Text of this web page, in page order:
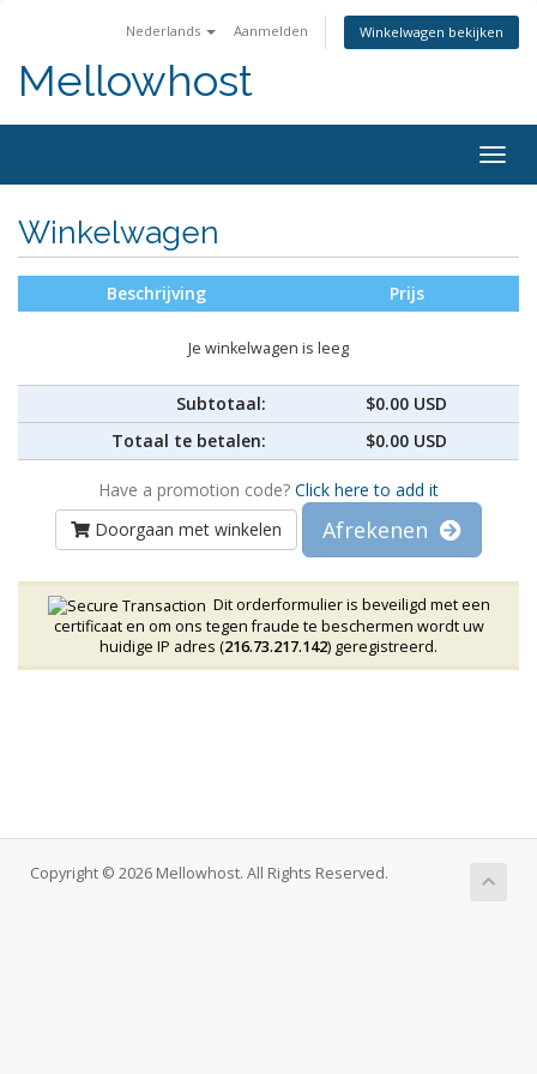
Nederlands Aanmelden Winkelwagen bekijken
Mellowhost
Winkelwagen
Beschrijving Prijs
Je winkelwagen is leeg
Subtotaal:
$0.00 USD
Totaal te betalen:
$0.00 USD
Have a promotion code? Click here to add it
Doorgaan met winkelen
Afrekenen
Dit orderformulier is beveiligd met een
certificaat en om ons tegen fraude te beschermen wordt uw
huidige IP adres (216.73.217.142) geregistreerd.
Copyright © 2026 Mellowhost. All Rights Reserved.